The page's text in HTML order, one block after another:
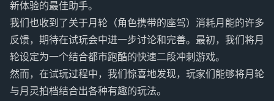
新体验的最佳助手。
我们也收到了关于月轮（角色携带的座驾）消耗月能的许多
反馈，期待在试玩会中进一步讨论和完善。最初，我们将月
轮设定为一个结合都市跑酷的快速二段冲刺游戏。
然而，在试玩过程中，我们惊喜地发现，玩家们能够将月轮
与月灵拍档结合出各种有趣的玩法。